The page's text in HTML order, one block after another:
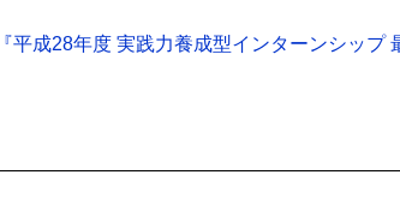
平成28年度 実践力養成型インターンシップ